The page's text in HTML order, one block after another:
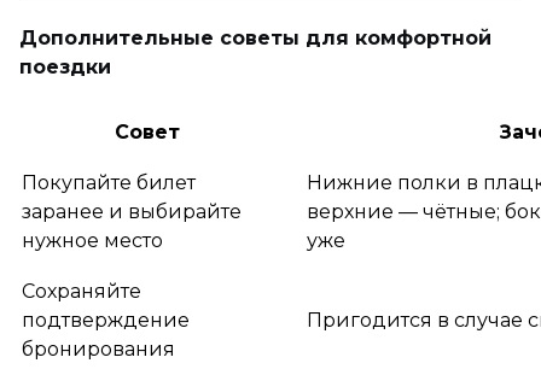
Дополнительные советы для комфортной
поездки
Совет
Покупайте билет
заранее и выбирайте
нужное место
Нижние полки в
верхние — чётные;
уже
Сохраняйте
подтверждение
бронирования
Пригодится в случае